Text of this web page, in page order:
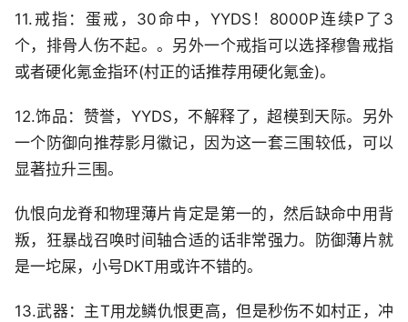
11.戒指：蛋戒，30命中，YYDS！8000P连续P了3
个，排骨人伤不起。。另外一个戒指可以选择穆鲁戒指
或者硬化氪金指环(村正的话推荐用硬化氪金)。
12.饰品：赞誉，YYDS，不解释了，超模到天际。另外
一个防御向推荐影月徽记，因为这一套三围较低，可以
显著拉升三围。
仇恨向龙脊和物理薄片肯定是第一的，然后缺命中用背
叛，狂暴战召唤时间轴合适的话非常强力。防御薄片就
是一坨屎，小号DKT用或许不错的。
13.武器：主T用龙鳞仇恨更高，但是秒伤不如村正，冲